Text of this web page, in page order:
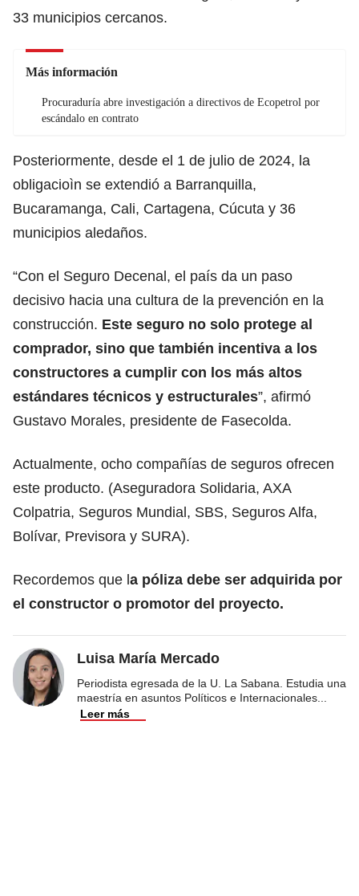
33 municipios cercanos.
Más información
Procuraduría abre investigación a directivos de Ecopetrol por
escándalo en contrato
Posteriormente, desde el 1 de julio de 2024, la
obligacioìn se extendió a Barranquilla,
Bucaramanga, Cali, Cartagena, Cúcuta y 36
municipios aledaños.
“Con el Seguro Decenal, el país da un paso
decisivo hacia una cultura de la prevención en la
construcción. Este seguro no solo protege al
comprador, sino que también incentiva a los
constructores a cumplir con los más altos
estándares técnicos y estructurales”, afirmó
Gustavo Morales, presidente de Fasecolda.
Actualmente, ocho compañías de seguros ofrecen
este producto. (Aseguradora Solidaria, AXA
Colpatria, Seguros Mundial, SBS, Seguros Alfa,
Bolívar, Previsora y SURA).
Recordemos que la póliza debe ser adquirida por
el constructor o promotor del proyecto.
Luisa María Mercado
Periodista egresada de la U. La Sabana. Estudia una
maestría en asuntos Políticos e Internacionales
Leer más